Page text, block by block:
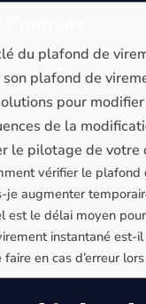
du plafond de
plafond de
pour
de la
le pilotage de votre
vérifier le
je augmenter
est le délai moyen
instantané est-
faire en cas d’erreur